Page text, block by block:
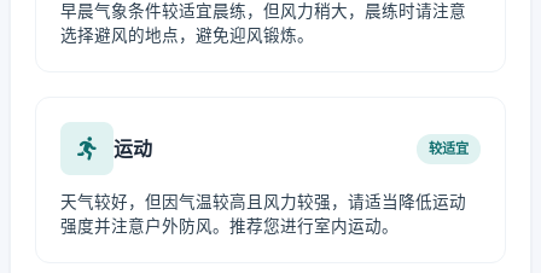
早晨气象条件较适宜晨练，但风力稍大，晨练时请注意
选择避风的地点，避免迎风锻炼。
运动 较适宜
天气较好，但因气温较高且风力较强，请适当降低运动
强度并注意户外防风。推荐您进行室内运动。